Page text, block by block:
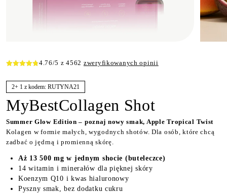
4.76/5 z4562 zweryfikowanych opinii
2+ 1 z kodem: RUTYNA21
MyBestCollagen Shot
Summer Glow Edition – poznaj nowy smak, Apple Tropical Twist
Kolagen w formie małych, wygodnych shotów. Dla osób, które chcą
zadbać o jędrną i promienną skórę.
Aż 13 500 mg w jednym shocie (buteleczce)
14 witamin i minerałów dla pięknej skóry
Koenzym Q10 i kwas hialuronowy
Pyszny smak, bez dodatku cukru